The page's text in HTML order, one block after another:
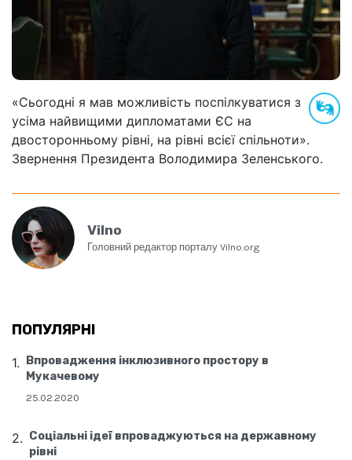
«Сьогодні я мав можливість поспілкуватися з
усіма найвищими дипломатами ЄС на
двосторонньому рівні, на рівні всієї спільноти».
Звернення Президента Володимира Зеленського.
Vilno
Головний редактор порталу Vilno.org
ПОПУЛЯРНІ
Впровадження інклюзивного простору в
Мукачевому
25.02.2020
Соціальні ідеї впроваджуються на державному
рівні